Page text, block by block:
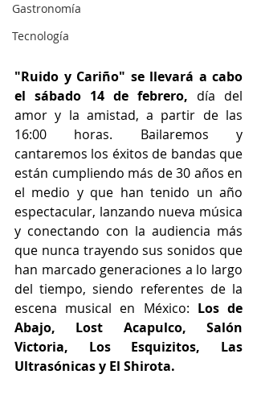
Gastronomía
Tecnología
"Ruido y Cariño" se llevará a cabo
el sábado 14 de febrero, día del
amor y la amistad, a partir de las
16:00 horas. Bailaremos y
cantaremos los éxitos de bandas que
están cumpliendo más de 30 años en
el medio y que han tenido un año
espectacular, lanzando nueva música
y conectando con la audiencia más
que nunca trayendo sus sonidos que
han marcado generaciones a lo largo
del tiempo, siendo referentes de la
escena musical en México: Los de
Abajo, Lost Acapulco, Salón
Victoria, Los Esquizitos, Las
Ultrasónicas y El Shirota.